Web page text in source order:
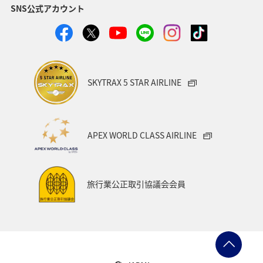
SNS公式アカウント
SKYTRAX 5 STAR AIRLINE
APEX WORLD CLASS AIRLINE
旅行業公正取引協議会会員